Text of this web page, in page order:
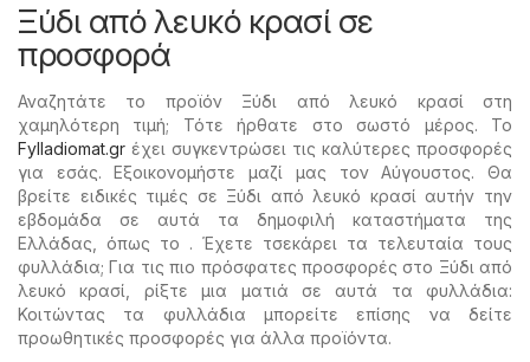
Ξύδι από λευκό κρασί σε
προσφορά
Αναζητάτε το προϊόν Ξύδι από λευκό κρασί στη
χαμηλότερη τιμή; Τότε ήρθατε στο σωστό μέρος. Το
Fylladiomat.gr έχει συγκεντρώσει τις καλύτερες προσφορές
για εσάς. Εξοικονομήστε μαζί μας τον Αύγουστος. Θα
βρείτε ειδικές τιμές σε Ξύδι από λευκό κρασί αυτήν την
εβδομάδα σε αυτά τα δημοφιλή καταστήματα της
Ελλάδας, όπως το . Έχετε τσεκάρει τα τελευταία τους
φυλλάδια; Για τις πιο πρόσφατες προσφορές στο Ξύδι από
λευκό κρασί, ρίξτε μια ματιά σε αυτά τα φυλλάδια:
Κοιτώντας τα φυλλάδια μπορείτε επίσης να δείτε
προωθητικές προσφορές για άλλα προϊόντα.